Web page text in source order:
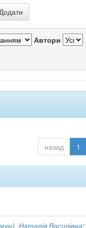
Автори
назад 1
Наталія Василівна;